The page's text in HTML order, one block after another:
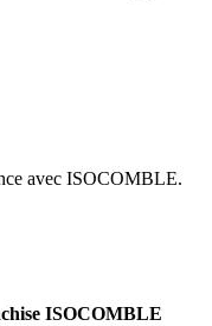
avec ISOCOMBLE.
ISOCOMBLE